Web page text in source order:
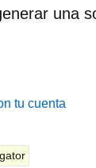
una
tu cuenta